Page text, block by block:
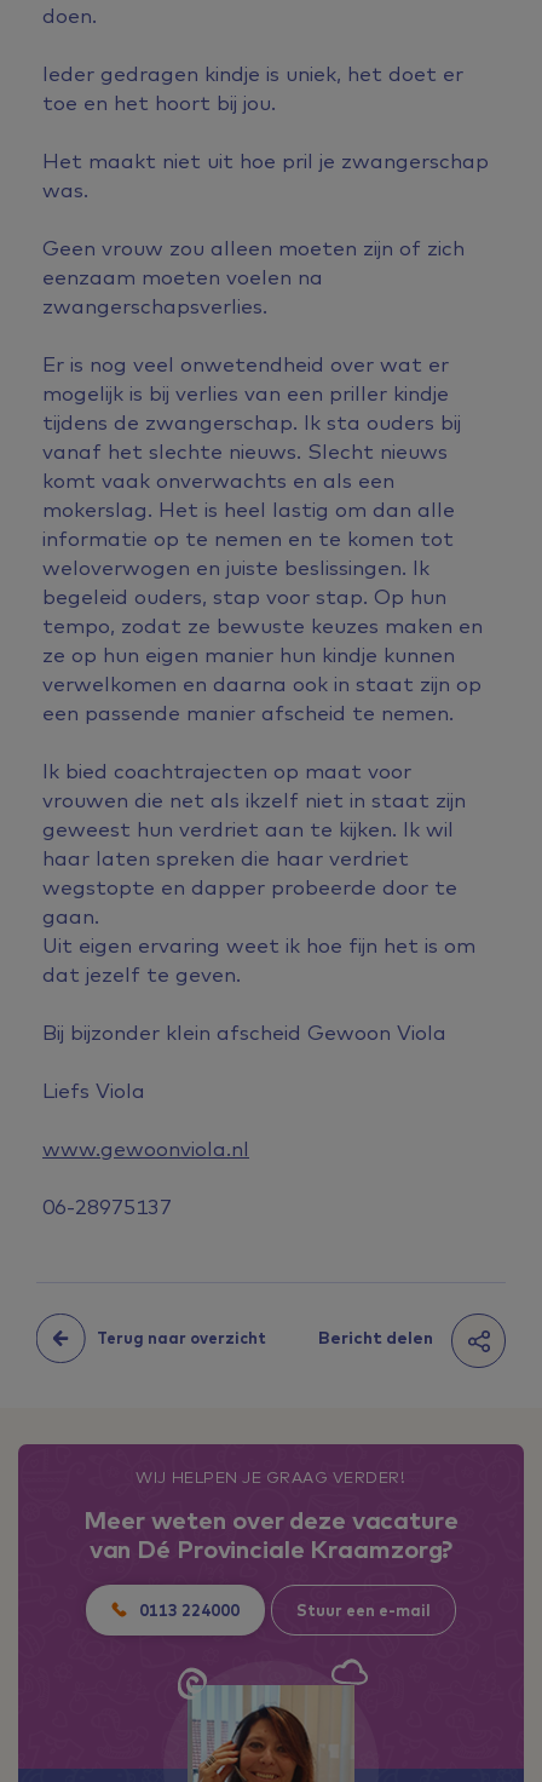
doen.
Ieder gedragen kindje is uniek, het doet er
toe en het hoort bij jou.
Het maakt niet uit hoe pril je zwangerschap
was.
Geen vrouw zou alleen moeten zijn of zich
eenzaam moeten voelen na
zwangerschapsverlies.
Er is nog veel onwetendheid over wat er
mogelijk is bij verlies van een priller kindje
tijdens de zwangerschap. Ik sta ouders bij
vanaf het slechte nieuws. Slecht nieuws
komt vaak onverwachts en als een
mokerslag. Het is heel lastig om dan alle
informatie op te nemen en te komen tot
weloverwogen en juiste beslissingen. Ik
begeleid ouders, stap voor stap. Op hun
tempo, zodat ze bewuste keuzes maken en
ze op hun eigen manier hun kindje kunnen
verwelkomen en daarna ook in staat zijn op
een passende manier afscheid te nemen.
Ik bied coachtrajecten op maat voor
vrouwen die net als ikzelf niet in staat zijn
geweest hun verdriet aan te kijken. Ik wil
haar laten spreken die haar verdriet
wegstopte en dapper probeerde door te
gaan.
Uit eigen ervaring weet ik hoe fijn het is om
dat jezelf te geven.
Bij bijzonder klein afscheid Gewoon Viola
Liefs Viola
www.gewoonviola.nl
06-28975137
Bericht delen
Terug naar overzicht
WIJ HELPEN JE GRAAG VERDER!
Meer weten over deze vacature
van Dé Provinciale Kraamzorg?
0113 224000 Stuur een e-mail